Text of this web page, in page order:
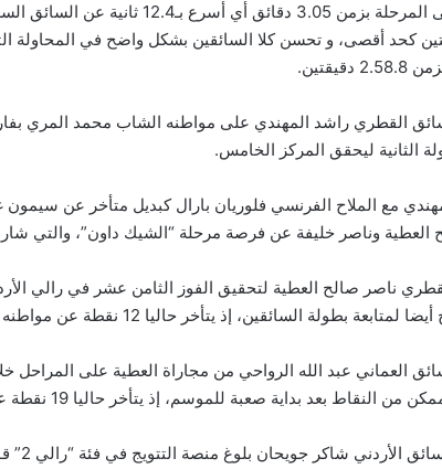
كم، إذ أنهى المرحلة بزمن 3.05
كحد أقصى، و تحسن كلا السائقين بشكل واضح في المحاولة
الثانية ليحقق المركز الخامس.
مع الملاح الفرنسي فلوريان بارال كبديل متأخر عن
وناصر خليفة عن فرصة مرحلة “الشيك داون”، والتي شارك فيها 11 متسابقا
ناصر صالح العطية لتحقيق الفوز الثامن عشر في رالي الأردن
بطولة السائقين، إذ يتأخر حاليا 12 نقطة عن مواطنه ناصر خليفة العطية.
العماني عبد الله الرواحي من مجاراة العطية على المراحل
النقاط بعد بداية صعبة للموسم، إذ يتأخر حاليا 19 نقطة عن صدارة البطولة.